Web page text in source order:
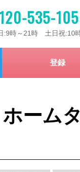
535-105
:9時～21時 土日祝:10
登録
ーム